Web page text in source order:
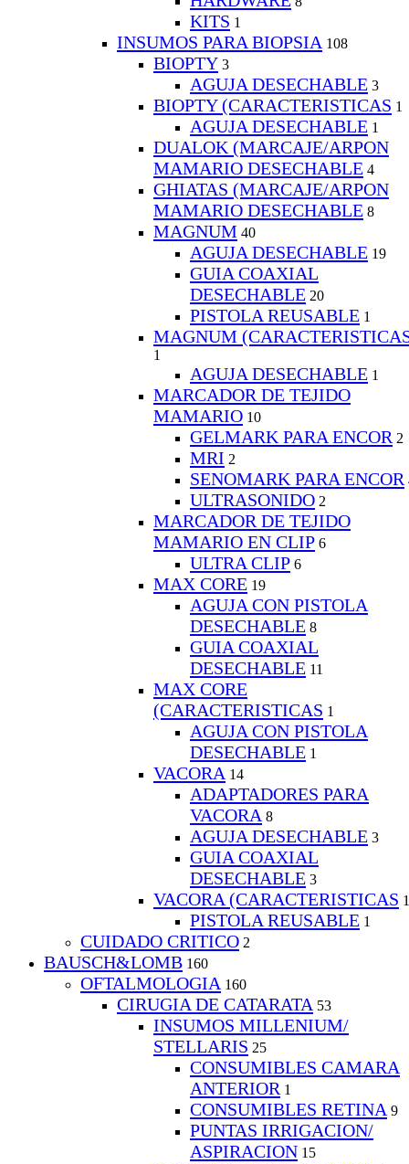
KITS 1
INSUMOS PARA BIOPSIA 108
BIOPTY 3
AGUJA DESECHABLE 3
BIOPTY (CARACTERISTICAS 1
AGUJA DESECHABLE 1
DUALOK (MARCAJE/ARPON
MAMARIO DESECHABLE 4
GHIATAS (MARCAJE/ARPON
MAMARIO DESECHABLE 8
MAGNUM 40
AGUJA DESECHABLE 19
GUIA COAXIAL
DESECHABLE 20
PISTOLA REUSABLE 1
MAGNUM
1
AGUJA DESECHABLE 1
MARCADOR DE TEJIDO
MAMARIO 10
GELMARK PARA ENCOR 2
MRI 2
SENOMARK PARA ENCOR
ULTRASONIDO 2
MARCADOR DE TEJIDO
MAMARIO EN CLIP 6
ULTRA CLIP 6
MAX CORE 19
AGUJA CON PISTOLA
DESECHABLE 8
GUIA COAXIAL
DESECHABLE 11
MAX CORE
(CARACTERISTICAS 1
AGUJA CON PISTOLA
DESECHABLE 1
VACORA 14
ADAPTADORES PARA
VACORA 8
AGUJA DESECHABLE 3
GUIA COAXIAL
DESECHABLE 3
VACORA (CARACTERISTICAS 1
PISTOLA REUSABLE 1
CUIDADO CRITICO 2
BAUSCH&LOMB 160
OFTALMOLOGIA 160
CIRUGIA DE CATARATA 53
INSUMOS MILLENIUM/
STELLARIS 25
CONSUMIBLES CAMARA
ANTERIOR 1
CONSUMIBLES RETINA 9
PUNTAS IRRIGACION/
ASPIRACION 15